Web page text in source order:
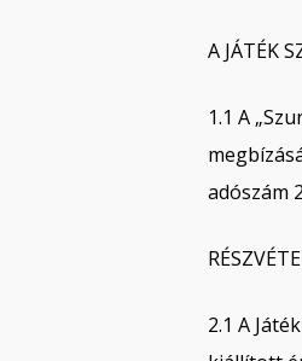
A JÁTÉK
1.1 A
adószám
2.1 A